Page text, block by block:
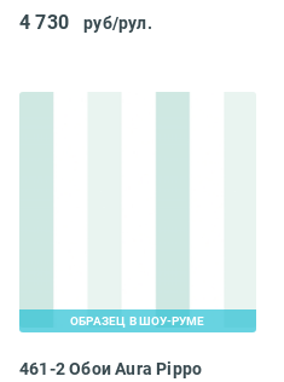
4 730 руб/рул.
ОБРАЗЕЦ В ШОУ-РУМЕ
461-2 Обои Aura Pippo